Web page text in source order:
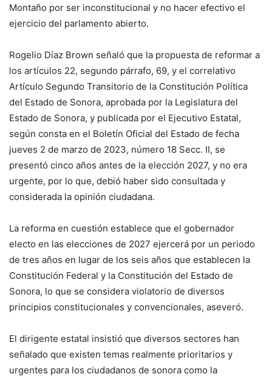
Montaño por ser inconstitucional y no hacer efectivo el
ejercicio del parlamento abierto.
Rogelio Díaz Brown señaló que la propuesta de reformar a
los artículos 22, segundo párrafo, 69, y el correlativo
Artículo Segundo Transitorio de la Constitución Política
del Estado de Sonora, aprobada por la Legislatura del
Estado de Sonora, y publicada por el Ejecutivo Estatal,
según consta en el Boletín Oficial del Estado de fecha
jueves 2 de marzo de 2023, número 18 Secc. II, se
presentó cinco años antes de la elección 2027, y no era
urgente, por lo que, debió haber sido consultada y
considerada la opinión ciudadana.
La reforma en cuestión establece que el gobernador
electo en las elecciones de 2027 ejercerá por un periodo
de tres años en lugar de los seis años que establecen la
Constitución Federal y la Constitución del Estado de
Sonora, lo que se considera violatorio de diversos
principios constitucionales y convencionales, aseveró.
El dirigente estatal insistió que diversos sectores han
señalado que existen temas realmente prioritarios y
urgentes para los ciudadanos de sonora como la